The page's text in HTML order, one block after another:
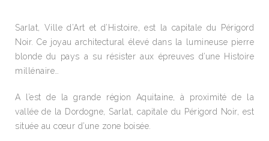
Sarlat, Ville d’Art et d’Histoire, est la capitale du Périgord
Noir. Ce joyau architectural élevé dans la lumineuse pierre
blonde du pays a su résister aux épreuves d’une Histoire
millénaire…
A l’est de la grande région Aquitaine, à proximité de la
vallée de la Dordogne, Sarlat, capitale du Périgord Noir, est
située au cœur d’une zone boisée.